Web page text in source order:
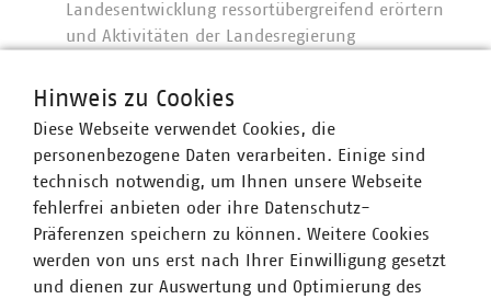
Landesentwicklung ressortübergreifend erörtern
und Aktivitäten der Landesregierung
Die Verstärkung und der Ausbau von
Wasserverbindungsleitungen und die Erweiterung
bzw. der Neubau von Hochbehältern sind
wesentliche Beispiele von Infrastrukturbausteinen,
die die Wasserversorgung in den Regionen
zukunftsfester machen können. Dies bedarf großer
finanzieller Aufwendungen und kann nicht
Hinweis zu Cookies
Diese Webseite verwendet Cookies, die
personenbezogene Daten verarbeiten. Einige sind
technisch notwendig, um Ihnen unsere Webseite
fehlerfrei anbieten oder ihre Datenschutz-
Präferenzen speichern zu können. Weitere Cookies
werden von uns erst nach Ihrer Einwilligung gesetzt
und dienen zur Auswertung und Optimierung des